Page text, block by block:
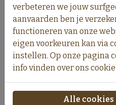
Go West Blend bonen
incl. 6% BTW
verbeteren we jouw
aanvaarden ben je
functioneren van onze
eigen voorkeuren kan via
instellen. Op onze pagina
info vinden over ons
Alle cookies